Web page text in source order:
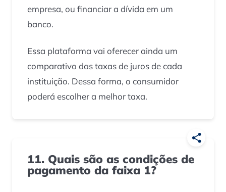
empresa, ou financiar a dívida em um
banco.
Essa plataforma vai oferecer ainda um
comparativo das taxas de juros de cada
instituição. Dessa forma, o consumidor
poderá escolher a melhor taxa.
11. Quais são as condições de
pagamento da faixa 1?